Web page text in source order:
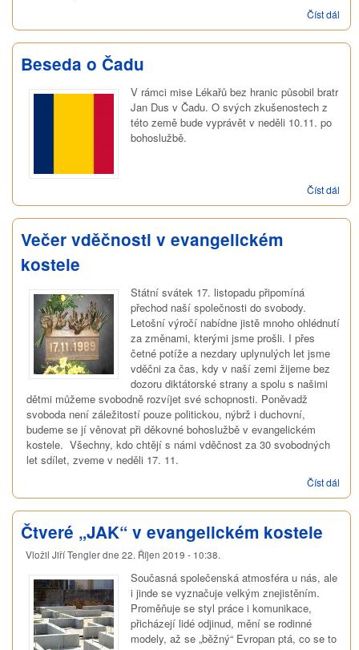
Číst dál
Beseda o Čadu
V rámci mise Lékařů bez hranic působil bratr
Jan Dus v Čadu. O svých zkušenostech z
této země bude vyprávět v neděli 10.11. po
bohoslužbě.
Číst dál
o
Večer vděčnosti v evangelickém
kostele
Státní svátek 17. listopadu připomíná
přechod naší společnosti do svobody.
Letošní výročí nabídne jistě mnoho ohlédnutí
za změnami, kterými jsme prošli. I přes
četné potíže a nezdary uplynulých let jsme
vděčni za čas, kdy v naší zemi žijeme bez
dozoru diktátorské strany a spolu s našimi
dětmi můžeme svobodně rozvíjet své schopnosti. Poněvadž
svoboda není záležitostí pouze politickou, nýbrž i duchovní,
budeme se jí věnovat při děkovné bohoslužbě v evangelickém
kostele. Všechny, kdo chtějí s námi vděčnost za 30 svobodných
let sdílet, zveme v neděli 17. 11.
Číst dál
Čtveré „JAK“ v evangelickém kostele
Vložil Jiří Tenglerdne 22. Říjen 2019 - 10:38.
Současná společenská atmosféra u nás, ale
i jinde se vyznačuje velkým znejistěním.
Proměňuje se styl práce i komunikace,
přicházejí lidé odjinud, mění se rodinné
modely, až se „běžný“ Evropan ptá, co se to